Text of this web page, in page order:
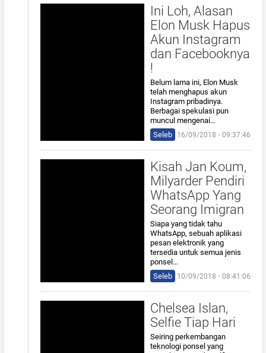
Ini Loh, Alasan
Elon Musk Hapus
Akun Instagram
dan Facebooknya
!
Belum lama ini, Elon Musk
telah menghapus akun
Instagram pribadinya.
Berbagai spekulasi pun
muncul mengenai…
Seleb
16/09/2018 ⋅ 09:37:46
Kisah Jan Koum,
Milyarder Pendiri
WhatsApp Yang
Seorang Imigran
Siapa yang tidak tahu
WhatsApp, sebuah aplikasi
pesan elektronik yang
tersedia untuk semua jenis
ponsel…
Seleb
10/09/2018 ⋅ 08:41:06
Chelsea Islan,
Selfie Tiap Hari
Seiring perkembangan
teknologi ponsel yang